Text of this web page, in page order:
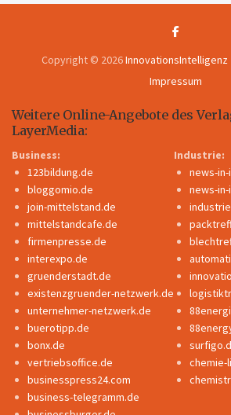
Copyright © 2026InnovationsIntelligenz
Impressum
Weitere Online-Angebote des
LayerMedia:
Business:
123bildung.de
bloggomio.de
join-mittelstand.de
mittelstandcafe.de
firmenpresse.de
interexpo.de
gruenderstadt.de
existenzgruender-netzwerk.de
unternehmer-netzwerk.de
buerotipp.de
bonx.de
vertriebsoffice.de
businesspress24.com
business-telegramm.de
Industrie:
news-
news-
chemie-